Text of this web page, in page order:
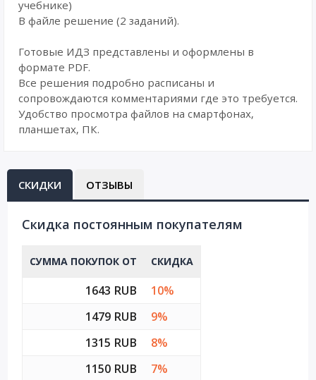
учебнике)
В файле решение (2 заданий).
Готовые ИДЗ представлены и оформлены в
формате PDF.
Все решения подробно расписаны и
сопровождаются комментариями где это требуется.
Удобство просмотра файлов на смартфонах,
планшетах, ПК.
СКИДКИ ОТЗЫВЫ
Cкидка постоянным покупателям
СУММА ПОКУПОК ОТ СКИДКА
1643 RUB
10%
1479 RUB
9%
1315 RUB
8%
1150 RUB
7%